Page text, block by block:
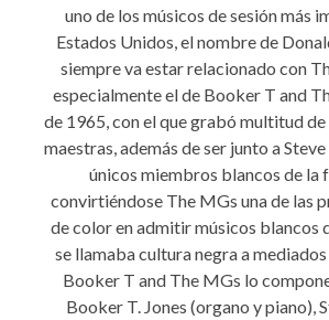
uno de los músicos de sesión más
Estados Unidos, el nombre de
siempre va estar relacionado con
especialmente el de Booker T and
de 1965, con el que grabó multitud
maestras, además de ser junto a
únicos miembros blancos de la
convirtiéndose The MGs una de las
de color en admitir músicos blancos
se llamaba cultura negra a
Booker T and The MGs lo
Booker T. Jones (organo y piano),